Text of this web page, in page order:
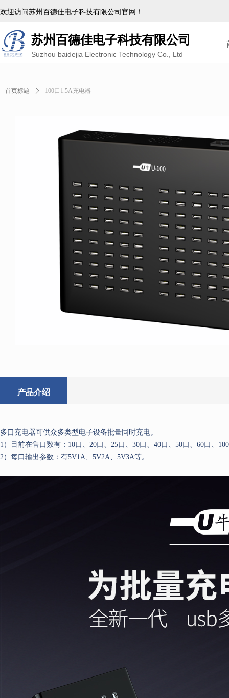
苏州百德佳电子科技有限公司
Suzhou baidejia Electronic Technology Co., Ltd
欢迎访问苏州百德佳电子科技有限公司官网！
首页标题 ꄲ 100口1.5A充电器
产品介绍
多口充电器可供众多类型电子设备批量同时充电。
1）目前在售口数有：10口、20口、25口、30口、40口、50口、60口、
2）每口输出参数：有5V1A、5V2A、5V3A等。